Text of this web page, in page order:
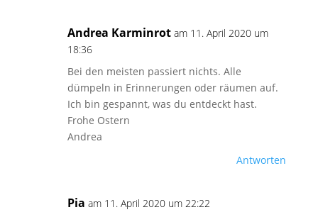
Andrea Karminrot am 11. April 2020 um
18:36
Bei den meisten passiert nichts. Alle
dümpeln in Erinnerungen oder räumen auf.
Ich bin gespannt, was du entdeckt hast.
Frohe Ostern
Andrea
Antworten
Pia am 11. April 2020 um 22:22